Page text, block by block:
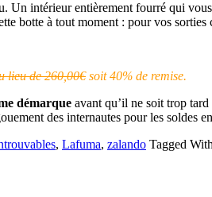
Un intérieur entièrement fourré qui
botte à tout moment : pour vos
lieu de 260,00€soit 40% de remise.
démarque avant qu’il ne soit trop
des internautes pour les
, Lafuma, zalando Tagged